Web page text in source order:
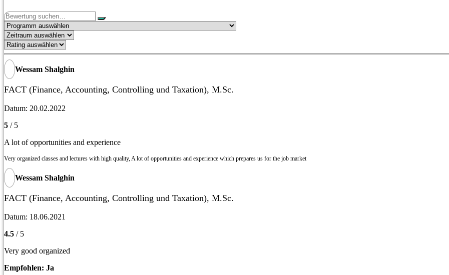
Wessam Shalghin
FACT (Finance, Accounting, Controlling und Taxation), M.Sc.
Datum: 20.02.2022
5 / 5
A lot of opportunities and experience
Very organized classes and lectures with high quality, A lot of opportunities and experience which prepares us for the job market
Wessam Shalghin
FACT (Finance, Accounting, Controlling und Taxation), M.Sc.
Datum: 18.06.2021
4.5 / 5
Very good organized
Empfohlen: Ja